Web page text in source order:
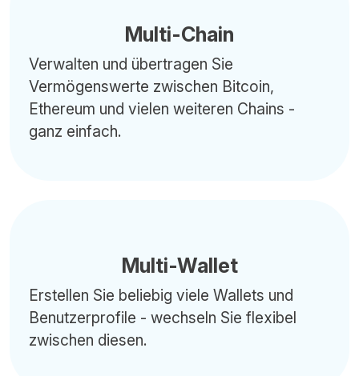
Multi-Chain
Verwalten und übertragen Sie
Vermögenswerte zwischen Bitcoin,
Ethereum und vielen weiteren Chains -
ganz einfach.
Multi-Wallet
Erstellen Sie beliebig viele Wallets und
Benutzerprofile - wechseln Sie flexibel
zwischen diesen.